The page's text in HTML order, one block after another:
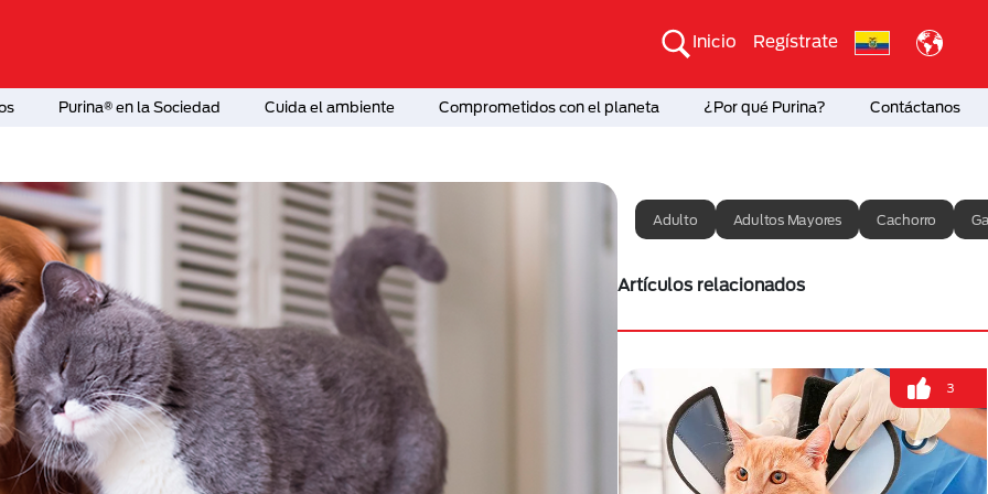
Inicio Regístrate
Purina® en la Sociedad Cuida el ambiente Comprometidos con el planeta ¿Por qué Purina? Contáctanos
Adulto Adultos Mayores Cachorro
Artículos relacionados
3